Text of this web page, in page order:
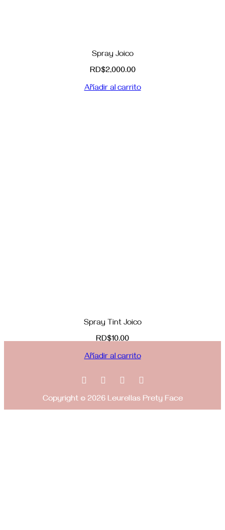
Spray Joico
RD$2,000.00
Añadir al carrito
Spray Tint Joico
RD$10.00
Añadir al carrito
Copyright © 2026 Leurellas Prety Face